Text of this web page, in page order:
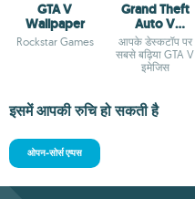
GTA V
Wallpaper
Rockstar Games
Grand Theft
Auto V
Wallpaper
आपके डेस्कटॉप पर
सबसे बढ़िया GTA V
इमेजिस
इसमें आपकी रुचि हो सकती है
ओपन-सोर्स एप्पस